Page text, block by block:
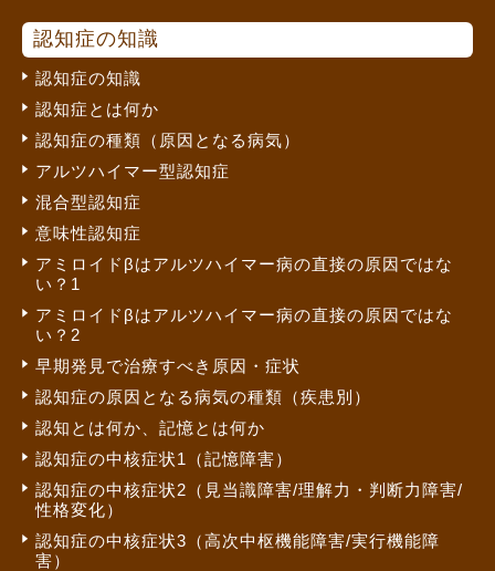
認知症の知識
認知症の知識
認知症とは何か
認知症の種類（原因となる病気）
アルツハイマー型認知症
混合型認知症
意味性認知症
アミロイドβはアルツハイマー病の直接の原因ではな
い？1
アミロイドβはアルツハイマー病の直接の原因ではな
い？2
早期発見で治療すべき原因・症状
認知症の原因となる病気の種類（疾患別）
認知とは何か、記憶とは何か
認知症の中核症状1（記憶障害）
認知症の中核症状2（見当識障害/理解力・判断力障害/
性格変化）
認知症の中核症状3（高次中枢機能障害/実行機能障
害）